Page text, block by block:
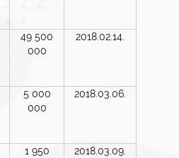
49 500
000
2018.02.14.
5 000
000
2018.03.06.
1 950
2018.03.09.